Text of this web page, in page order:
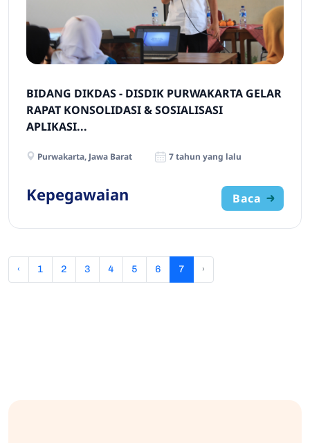
BIDANG DIKDAS - DISDIK PURWAKARTA GELAR
RAPAT KONSOLIDASI & SOSIALISASI
APLIKASI...
Purwakarta, Jawa Barat 7 tahun yang lalu
Kepegawaian Baca
‹ 1 2 3 4 5 6 7 ›